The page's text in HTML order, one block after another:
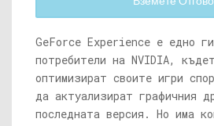
GeForce Experience е едно
потребители на NVIDIA,
оптимизират своите игри
да актуализират графичния
последната версия. Но има